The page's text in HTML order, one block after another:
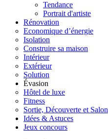
Tendance
Portrait d'artiste
Rénovation
Economique d’énergie
Isolation
Construire sa maison
Intérieur
Extérieur
Solution
Évasion
Hôtel de luxe
Fitness
Sortie, Découverte et Salon
Idées & Astuces
Jeux concours